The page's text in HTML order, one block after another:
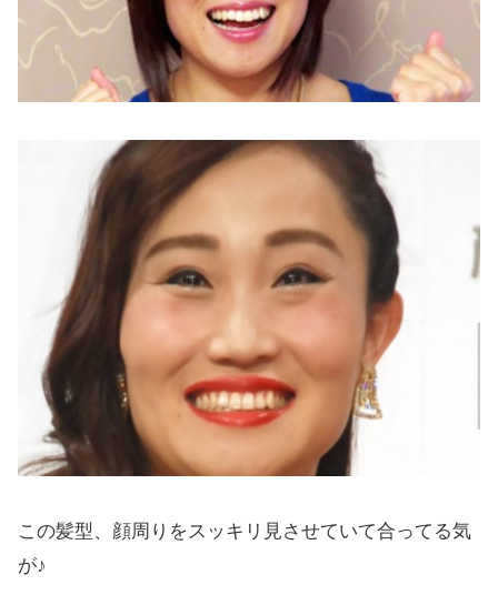
この髪型、顔周りをスッキリ見させていて合ってる気
が♪